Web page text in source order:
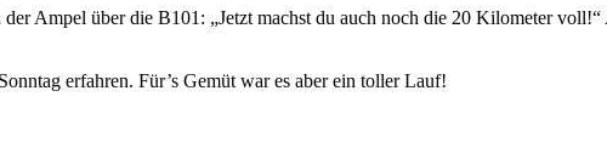
Ampel über die B101: „Jetzt machst du auch noch die 20 Kilometer
erfahren. Für’s Gemüt war es aber ein toller Lauf!